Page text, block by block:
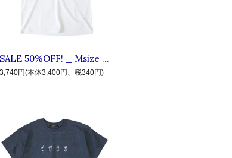
SALE 50%OFF! _ Msize #6 BMM ◆ LIVE IN FAB EARTH リブインファブアース : 半袖 アースTシャツ White
3,740円(本体3,400円、税340円)